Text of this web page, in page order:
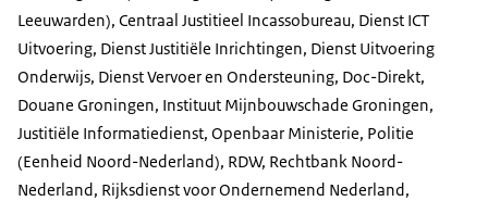
Leeuwarden), Centraal Justitieel Incassobureau, Dienst ICT
Uitvoering, Dienst Justitiële Inrichtingen, Dienst Uitvoering
Onderwijs, Dienst Vervoer en Ondersteuning, Doc-Direkt,
Douane Groningen, Instituut Mijnbouwschade Groningen,
Justitiële Informatiedienst, Openbaar Ministerie, Politie
(Eenheid Noord-Nederland), RDW, Rechtbank Noord-
Nederland, Rijksdienst voor Ondernemend Nederland,